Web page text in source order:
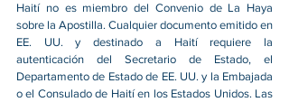
Haití no es miembro del Convenio de La Haya
sobre la Apostilla. Cualquier documento emitido en
EE. UU. y destinado a Haití requiere la
autenticación del Secretario de Estado, el
Departamento de Estado de EE. UU. y la Embajada
o el Consulado de Haití en los Estados Unidos. Las